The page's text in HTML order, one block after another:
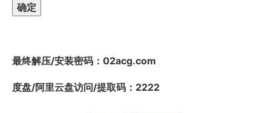
最终解压/安装密码 ：02acg.com
度盘/阿里云盘访问/提取码：2222